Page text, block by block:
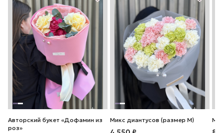
Авторский букет «Дофамин из
роз»
Микс диантусов (размер М)